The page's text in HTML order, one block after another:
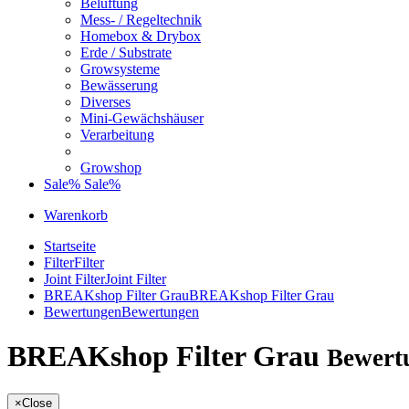
Belüftung
Mess- / Regeltechnik
Homebox & Drybox
Erde / Substrate
Growsysteme
Bewässerung
Diverses
Mini-Gewächshäuser
Verarbeitung
Growshop
Sale% Sale%
Warenkorb
Startseite
FilterFilter
Joint FilterJoint Filter
BREAKshop Filter GrauBREAKshop Filter Grau
BewertungenBewertungen
BREAKshop Filter Grau
×Close